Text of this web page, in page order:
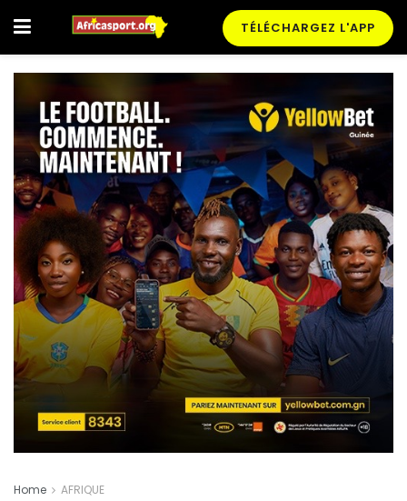
TÉLÉCHARGEZ L'APP
Home AFRIQUE